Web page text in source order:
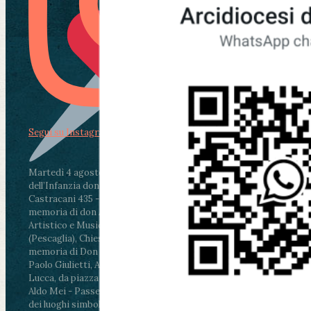
Martedì 4 agosto2026
ore 11:30 - Lucca, Scuola
dell’Infanzia don Aldo Mei - Viale Castruccio
Castracani 435 - Inaugurazione murales in
memoria di don Aldo Mei curato dal Liceo
Artistico e Musicale “Passaglia”
ore 18 - Fiano
(Pescaglia), Chiesa parrocchiale - Messa in
memoria di Don Aldo Mei celebrata da mons.
Paolo Giulietti, Arcivescovo di Lucca
ore 20.30 -
Lucca, da piazza San Michele al Cippo di don
Aldo Mei - Passeggiata della Memoria in alcuni
dei luoghi simbolo della città. Ritrovo alle ore
Segui su Instagram